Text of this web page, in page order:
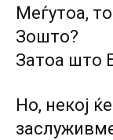
Меѓутоа,
Зошто?
Затоа што
Но, некој